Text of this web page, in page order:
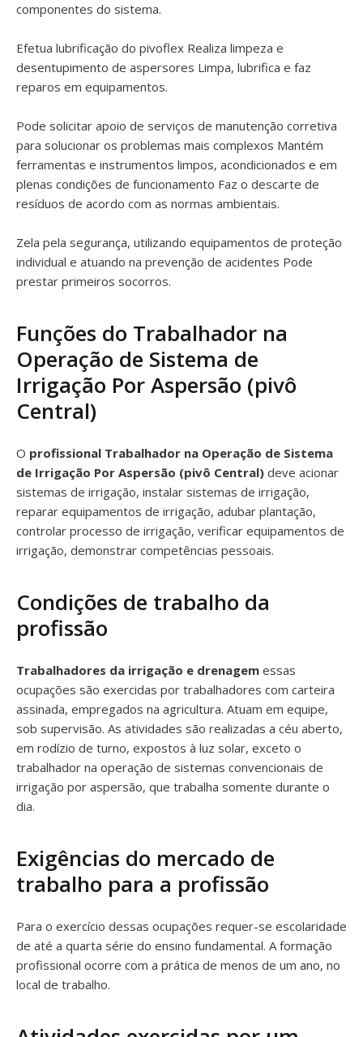
componentes do sistema.
Efetua lubrificação do pivoflex Realiza limpeza e
desentupimento de aspersores Limpa, lubrifica e faz
reparos em equipamentos.
Pode solicitar apoio de serviços de manutenção corretiva
para solucionar os problemas mais complexos Mantém
ferramentas e instrumentos limpos, acondicionados e em
plenas condições de funcionamento Faz o descarte de
resíduos de acordo com as normas ambientais.
Zela pela segurança, utilizando equipamentos de proteção
individual e atuando na prevenção de acidentes Pode
prestar primeiros socorros.
Funções do Trabalhador na
Operação de Sistema de
Irrigação Por Aspersão (pivô
Central)
O profissional Trabalhador na Operação de Sistema
de Irrigação Por Aspersão (pivô Central) deve acionar
sistemas de irrigação, instalar sistemas de irrigação,
reparar equipamentos de irrigação, adubar plantação,
controlar processo de irrigação, verificar equipamentos de
irrigação, demonstrar competências pessoais.
Condições de trabalho da
profissão
Trabalhadores da irrigação e drenagem essas
ocupações são exercidas por trabalhadores com carteira
assinada, empregados na agricultura. Atuam em equipe,
sob supervisão. As atividades são realizadas a céu aberto,
em rodízio de turno, expostos à luz solar, exceto o
trabalhador na operação de sistemas convencionais de
irrigação por aspersão, que trabalha somente durante o
dia.
Exigências do mercado de
trabalho para a profissão
Para o exercício dessas ocupações requer-se escolaridade
de até a quarta série do ensino fundamental. A formação
profissional ocorre com a prática de menos de um ano, no
local de trabalho.